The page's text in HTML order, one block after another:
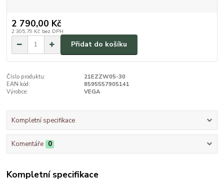
2 790,00 Kč
2 305,79 Kč bez DPH
Přidat do košíku
Číslo produktu:
21EZZW05-30
EAN kód:
8595557905141
Výrobce:
VEGA
Kompletní specifikace
Komentáře 0
Kompletní specifikace